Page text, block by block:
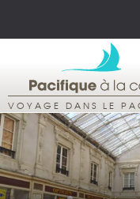
VOYAGE DANS LE